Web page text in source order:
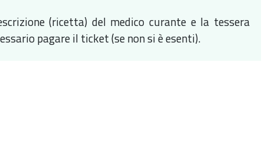
(ricetta) del medico curante e la tessera
pagare il ticket (se non si è esenti).